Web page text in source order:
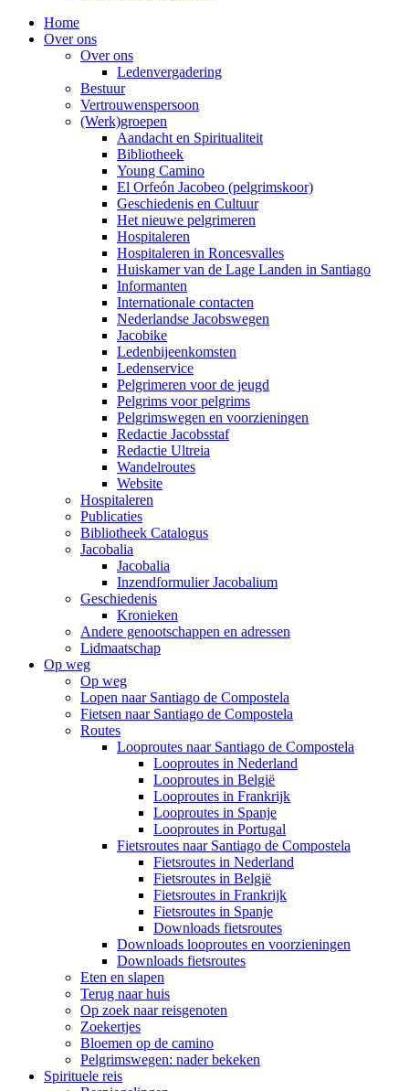
Home
Over ons
Over ons
Ledenvergadering
Bestuur
Vertrouwenspersoon
(Werk)groepen
Aandacht en Spiritualiteit
Bibliotheek
Young Camino
El Orfeón Jacobeo (pelgrimskoor)
Geschiedenis en Cultuur
Het nieuwe pelgrimeren
Hospitaleren
Hospitaleren in Roncesvalles
Huiskamer van de Lage Landen in Santiago
Informanten
Internationale contacten
Nederlandse Jacobswegen
Jacobike
Ledenbijeenkomsten
Ledenservice
Pelgrimeren voor de jeugd
Pelgrims voor pelgrims
Pelgrimswegen en voorzieningen
Redactie Jacobsstaf
Redactie Ultreia
Wandelroutes
Website
Hospitaleren
Publicaties
Bibliotheek Catalogus
Jacobalia
Jacobalia
Inzendformulier Jacobalium
Geschiedenis
Kronieken
Andere genootschappen en adressen
Lidmaatschap
Op weg
Op weg
Lopen naar Santiago de Compostela
Fietsen naar Santiago de Compostela
Routes
Looproutes naar Santiago de Compostela
Looproutes in Nederland
Looproutes in België
Looproutes in Frankrijk
Looproutes in Spanje
Looproutes in Portugal
Fietsroutes naar Santiago de Compostela
Fietsroutes in Nederland
Fietsroutes in België
Fietsroutes in Frankrijk
Fietsroutes in Spanje
Downloads fietsroutes
Downloads looproutes en voorzieningen
Downloads fietsroutes
Eten en slapen
Terug naar huis
Op zoek naar reisgenoten
Zoekertjes
Bloemen op de camino
Pelgrimswegen: nader bekeken
Spirituele reis